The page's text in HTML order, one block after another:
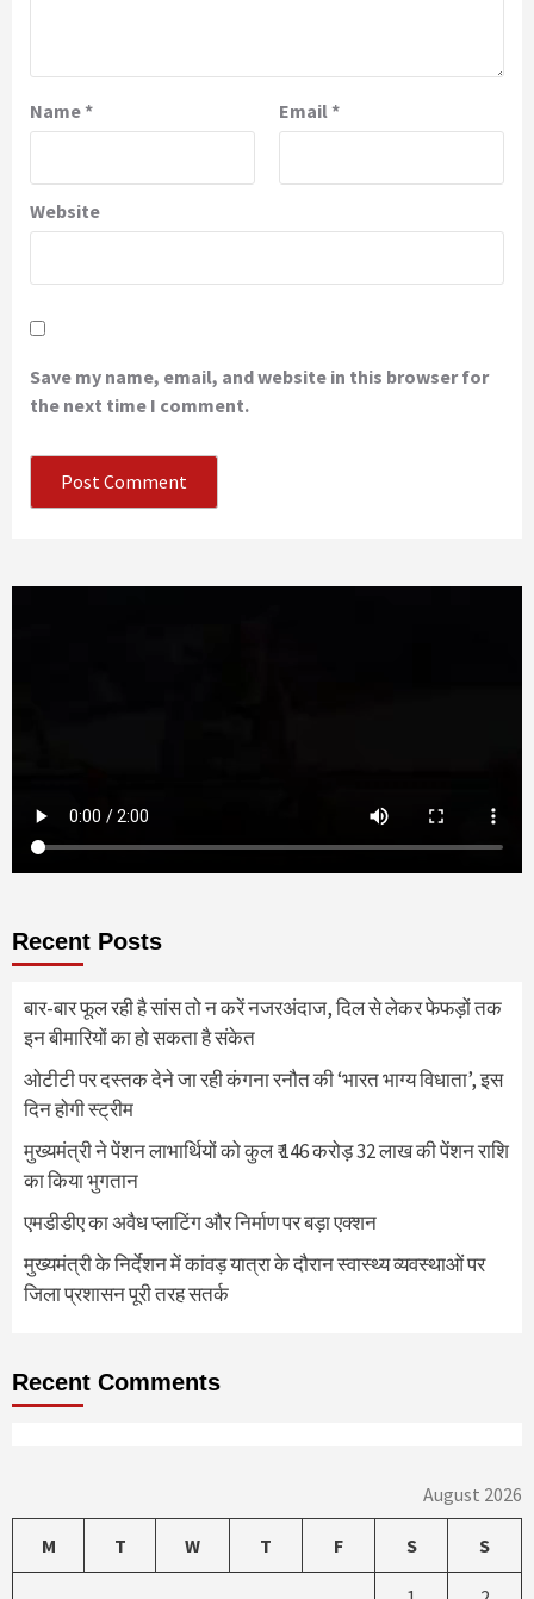
Name* Email *
Website
Save my name, email, and website in this browser for
the next time I comment.
Recent Posts
बार-बार फूल रही है सांस तो न करें नजरअंदाज, दिल से लेकर फेफड़ों तक
इन बीमारियों का हो सकता है संकेत
ओटीटी पर दस्तक देने जा रही कंगना रनौत की ‘भारत भाग्य विधाता’, इस
दिन होगी स्ट्रीम
मुख्यमंत्री ने पेंशन लाभार्थियों को कुल ₹ 146 करोड़ 32 लाख की पेंशन राशि
का किया भुगतान
एमडीडीए का अवैध प्लाटिंग और निर्माण पर बड़ा एक्शन
मुख्यमंत्री के निर्देशन में कांवड़ यात्रा के दौरान स्वास्थ्य व्यवस्थाओं पर
जिला प्रशासन पूरी तरह सतर्क
Recent Comments
August 2026
M T W T F S S